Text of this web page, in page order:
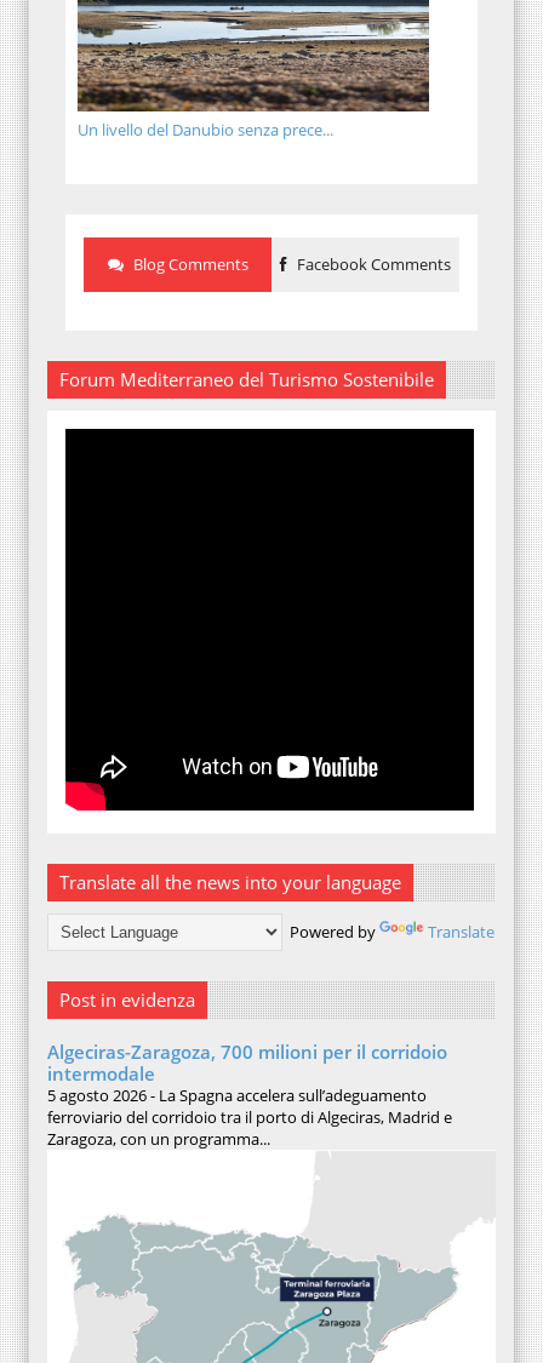
Un livello del Danubio senza prece...
Blog Comments Facebook Comments
Forum Mediterraneo del Turismo Sostenibile
Translate all the news into your language
Powered by Translate
Post in evidenza
Algeciras-Zaragoza, 700 milioni per il corridoio
intermodale
5 agosto 2026 - La Spagna accelera sull’adeguamento
ferroviario del corridoio tra il porto di Algeciras, Madrid e
Zaragoza, con un programma...